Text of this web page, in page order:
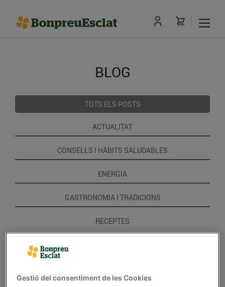
BLOG
TOTS ELS POSTS
ACTUALITAT
CONSELLS I HÀBITS SALUDABLES
ENERGIA
GASTRONOMIA I TRADICIONS
RECEPTES
Gestió del consentiment de les Cookies